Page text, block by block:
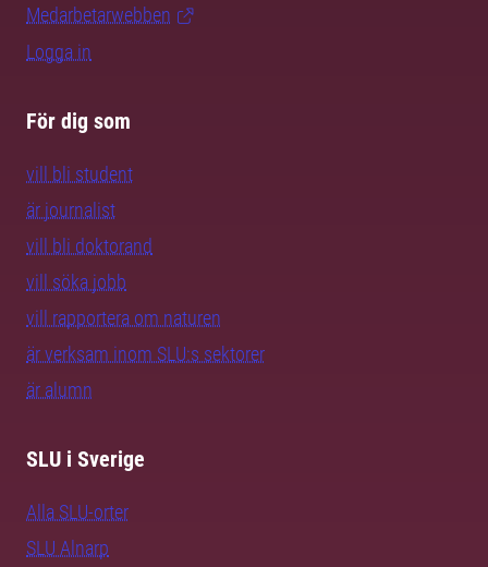
Medarbetarwebben
Logga in
För dig som
vill bli student
är journalist
vill bli doktorand
vill söka jobb
vill rapportera om naturen
är verksam inom SLU:s sektorer
är alumn
SLU i Sverige
Alla SLU-orter
SLU Alnarp